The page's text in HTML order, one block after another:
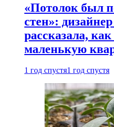
«Потолок был
стен»:
рассказала,
маленькую
1 год спустя1 год спустя